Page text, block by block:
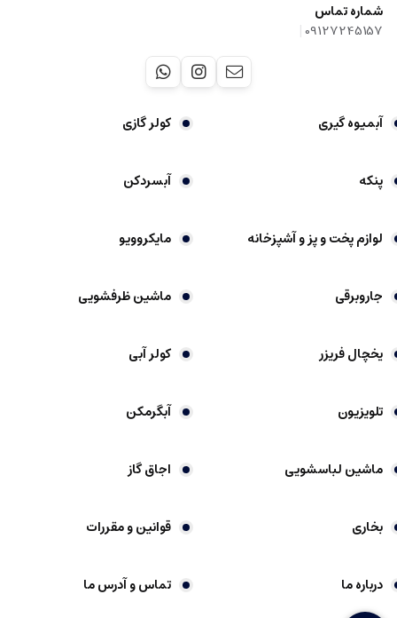
شماره تماس
09127245157
|
آبمیوه گیری کولر گازی
پنکه آبسردکن
لوازم پخت و پز و آشپزخانه مایکروویو
جاروبرقی ماشین ظرفشویی
یخچال فریزر کولر آبی
تلویزیون آبگرمکن
ماشین لباسشویی اجاق گاز
بخاری قوانین و مقررات
درباره ما تماس و آدرس ما